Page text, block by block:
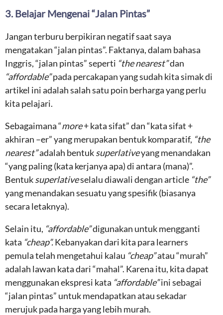
3. Belajar Mengenai “Jalan Pintas”
Jangan terburu berpikiran negatif saat saya
mengatakan “jalan pintas”. Faktanya, dalam bahasa
Inggris, “jalan pintas” seperti “the nearest”dan
“affordable”pada percakapan yang sudah kita simak di
artikel ini adalah salah satu poin berharga yang perlu
kita pelajari.
Sebagaimana “more+ kata sifat” dan “kata sifat +
akhiran –er” yang merupakan bentuk komparatif, “the
nearest”adalah bentuksuperlativeyang menandakan
“yang paling (kata kerjanya apa) di antara (mana)”.
Bentuksuperlativeselalu diawali dengan article “the”
yang menandakan sesuatu yang spesifik (biasanya
secara letaknya).
Selain itu, “affordable”digunakan untuk mengganti
kata “cheap”.Kebanyakan dari kita para learners
pemula telah mengetahui kalau “cheap”atau “murah”
adalah lawan kata dari “mahal”. Karena itu, kita dapat
menggunakan ekspresi kata “affordable”ini sebagai
“jalan pintas” untuk mendapatkan atau sekadar
merujuk pada harga yang lebih murah.